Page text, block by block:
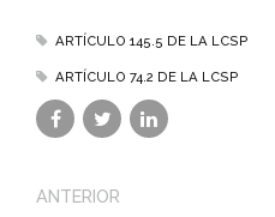
ARTÍCULO 145.5 DE LA LCSP
ARTÍCULO 74.2 DE LA LCSP
ANTERIOR